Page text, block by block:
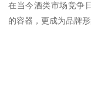
在当今酒类市场竞争
的容器，更成为品牌